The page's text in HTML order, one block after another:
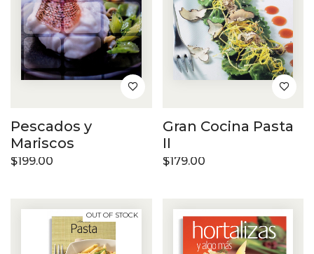
Pescados y
Mariscos
$199.00
Gran Cocina Pasta
II
$179.00
OUT OF STOCK